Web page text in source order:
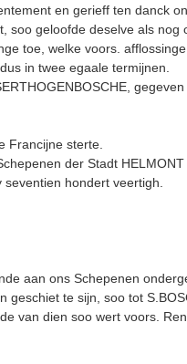
en gerieff ten danck
geloofde deselve als
toe, welke voors.
in twee egaale termijnen.
Francijne sterte.
der Stadt
hondert veertigh.
aan ons Schepenen
te sijn, soo tot
van dien soo wert voors.